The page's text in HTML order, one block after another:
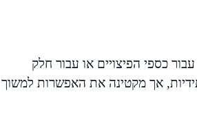
כספי הפיצויים או עבור חלק
אך מקטינה את האפשרות למשוך